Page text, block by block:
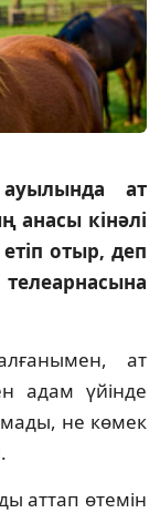
ауылында ат
анасы кінәлі
отыр, деп
ат
адам үйінде
не көмек
аттап өтемін